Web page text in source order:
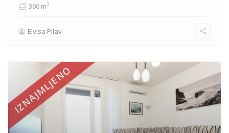
360 m2
Elvisa Pilav
IZNAJMLJENO